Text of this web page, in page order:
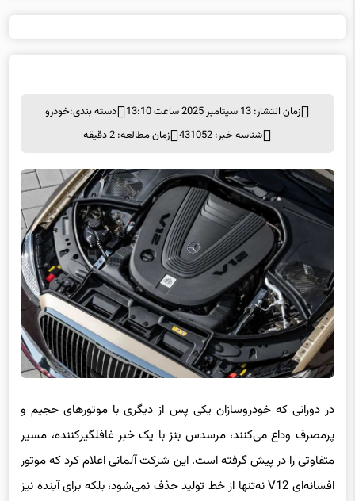
زمان انتشار: 13 سپتامبر 2025 ساعت 13:10 دسته بندی:خودرو
شناسه خبر: 431052
زمان مطالعه: 2 دقیقه
در دورانی که خودروسازان یکی پس از دیگری با موتورهای حجیم و
پرمصرف وداع می‌کنند، مرسدس بنز با یک خبر غافلگیرکننده، مسیر
متفاوتی را در پیش گرفته است. این شرکت آلمانی اعلام کرد که موتور
افسانه‌ای V12 نه‌تنها از خط تولید حذف نمی‌شود، بلکه برای آینده نیز